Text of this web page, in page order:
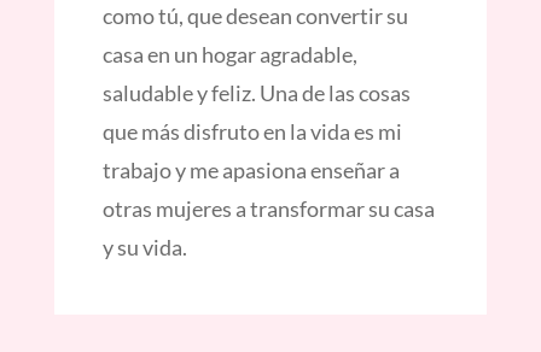
como tú, que desean convertir su
casa en un hogar agradable,
saludable y feliz. Una de las cosas
que más disfruto en la vida es mi
trabajo y me apasiona enseñar a
otras mujeres a transformar su casa
y su vida.